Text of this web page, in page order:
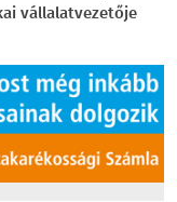
vállalatvezetője